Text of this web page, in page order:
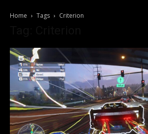
Home Tags Criterion